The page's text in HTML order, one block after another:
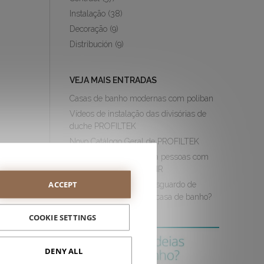
Instalação (38)
Decoração (9)
Distribución (9)
VEJA MAIS ENTRADAS
Casas de banho modernas com poliban
Vídeos de instalação das divisórias de
duche PROFILTEK
Novo Catálogo Geral de PROFILTEK
Divisórias de duche para pessoas com
mobilidade reduzida PMR
Como integrar o meu resguardo de
duche na decoração da casa de banho?
ACCEPT
COOKIE SETTINGS
DENY ALL